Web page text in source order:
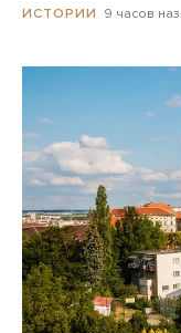
ИСТОРИИ 9 часов